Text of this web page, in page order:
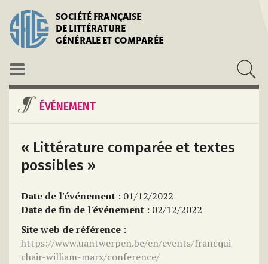
SOCIÉTÉ FRANÇAISE
DE LITTÉRATURE
GÉNÉRALE ET COMPARÉE
ÉVÉNEMENT
« Littérature comparée et textes
possibles »
Date de l'événement : 01/12/2022
Date de fin de l'événement : 02/12/2022
Site web de référence :
https://www.uantwerpen.be/en/events/francqui-
chair-william-marx/conference/